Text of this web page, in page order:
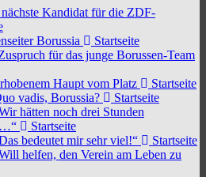
nächste Kandidat für die ZDF-
Borussia
Startseite
für das junge Borussen-Team
Haupt vom Platz
Startseite
vadis, Borussia?
Startseite
hätten noch drei Stunden
…“
Startseite
bedeutet mir sehr viel!“
Startseite
helfen, den Verein am Leben zu